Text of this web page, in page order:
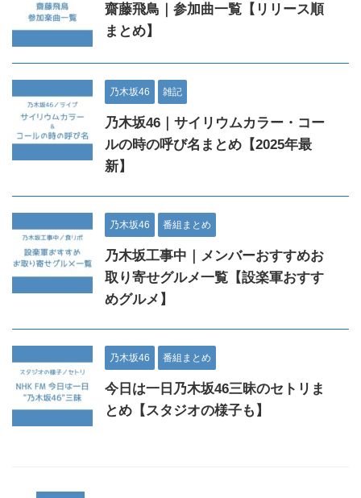
齋藤飛鳥｜参加曲一覧【リリース順
まとめ】
乃木坂46 雑記
乃木坂46｜サイリウムカラー・コー
ルの時の呼び名まとめ【2025年最
新】
乃木坂46 番組まとめ
乃木坂工事中｜メンバーおすすめお
取り寄せグルメ一覧【設楽軍おすす
めグルメ】
乃木坂46 番組まとめ
今日は一日乃木坂46三昧のセトリま
とめ【スタジオの様子も】